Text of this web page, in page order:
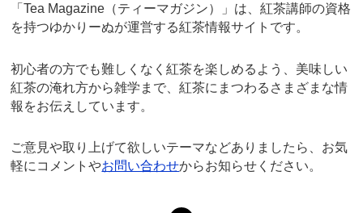
「Tea Magazine（ティーマガジン）」は、紅茶講師の資格
を持つゆかりーぬが運営する紅茶情報サイトです。
初心者の方でも難しくなく紅茶を楽しめるよう、美味しい
紅茶の淹れ方から雑学まで、紅茶にまつわるさまざまな情
報をお伝えしています。
ご意見や取り上げて欲しいテーマなどありましたら、お気
軽にコメントやお問い合わせからお知らせください。